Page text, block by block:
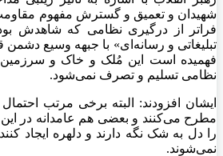
شهیدان و تعمیق و گسترش مفهوم
فراتر از درگیری نظامی که شاهدش
تبلیغاتی و رسانه‌ای» با جبهه وسیع دشمن
فهمیده است این مُلک و خاک و سرزمین
نظامی تسلیم و تصرف نمی‌شود.
ایشان افزودند: البته برخی مرتب
مطرح می‌کنند و بعضی هم عامدانه در
را دل به شک نگه دارند و دلهره ایجاد
نمی‌شوند.